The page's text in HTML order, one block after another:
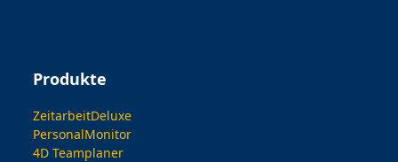
Produkte
ZeitarbeitDeluxe
PersonalMonitor
4D Teamplaner